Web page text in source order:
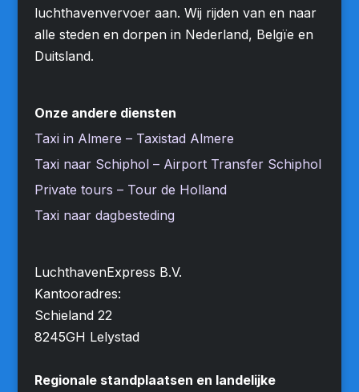
luchthavenvervoer aan. Wij rijden van en naar
alle steden en dorpen in Nederland, Belgïe en
Duitsland.
Onze andere diensten
Taxi in Almere – Taxistad Almere
Taxi naar Schiphol – Airport Transfer Schiphol
Private tours – Tour de Holland
Taxi naar dagbesteding
LuchthavenExpress B.V.
Kantooradres:
Schieland 22
8245GH Lelystad
Regionale standplaatsen en landelijke